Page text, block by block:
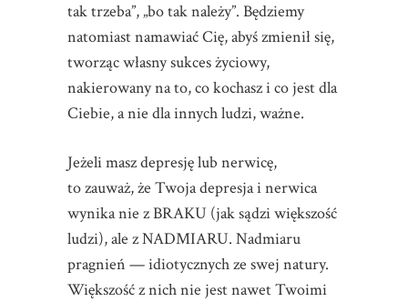
tak trzeba”, „bo tak należy”. Będziemy
natomiast namawiać Cię, abyś zmienił się,
tworząc własny sukces życiowy,
nakierowany na to, co kochasz i co jest dla
Ciebie, a nie dla innych ludzi, ważne.
Jeżeli masz depresję lub nerwicę,
to zauważ, że Twoja depresja i nerwica
wynika nie z BRAKU (jak sądzi większość
ludzi), ale z NADMIARU. Nadmiaru
pragnień — idiotycznych ze swej natury.
Większość z nich nie jest nawet Twoimi